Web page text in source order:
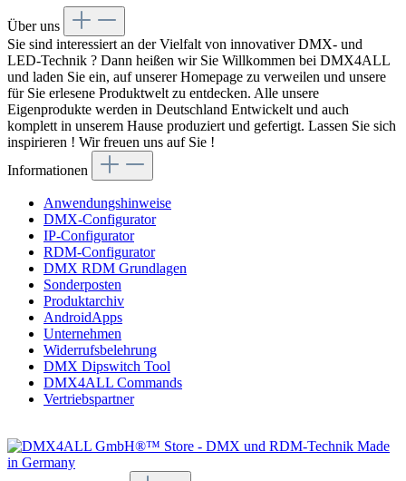
Über uns
Sie sind interessiert an der Vielfalt von innovativer DMX- und
LED-Technik ? Dann heißen wir Sie Willkommen bei DMX4ALL
und laden Sie ein, auf unserer Homepage zu verweilen und unsere
für Sie erlesene Produktwelt zu entdecken. Alle unsere
Eigenprodukte werden in Deutschland Entwickelt und auch
komplett in unserem Hause produziert und gefertigt. Lassen Sie sich
inspirieren ! Wir freuen uns auf Sie !
Informationen
Anwendungshinweise
DMX-Configurator
IP-Configurator
RDM-Configurator
DMX RDM Grundlagen
Sonderposten
Produktarchiv
AndroidApps
Unternehmen
Widerrufsbelehrung
DMX Dipswitch Tool
DMX4ALL Commands
Vertriebspartner